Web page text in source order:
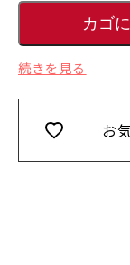
続きを見る
お